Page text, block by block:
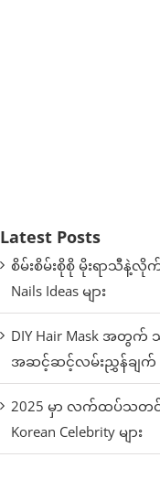
Latest Posts
စိမ်းစိမ်းစိုစို မိုးရာသီနဲ့
Nails Ideas များ
DIY Hair Mask အတွက်
အဆင့်ဆင့်လမ်းညွှန်ချက် (
2025 မှာ လက်ထပ်သတင်
Korean Celebrity များ